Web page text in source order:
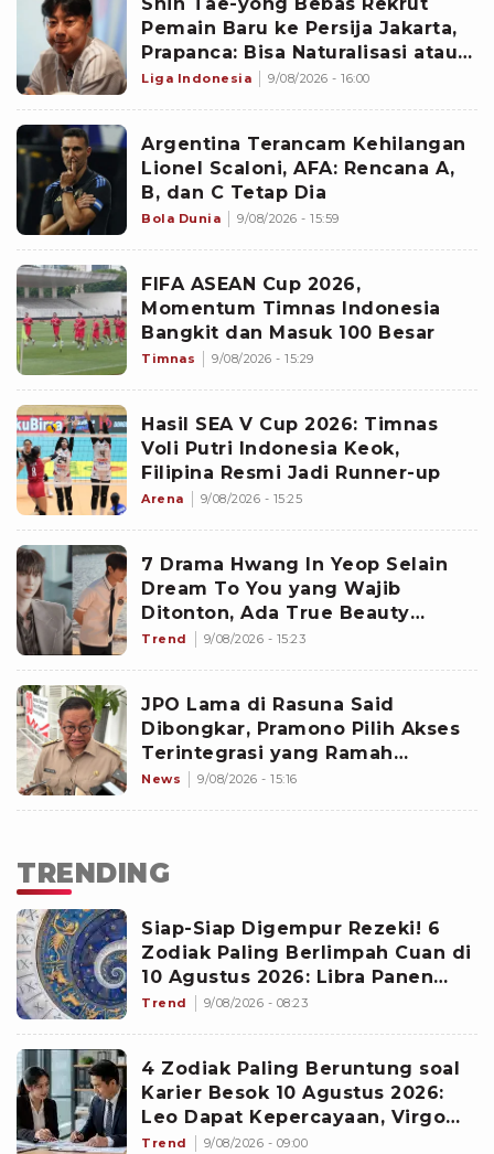
Pemain Baru ke Persija Jakarta,
Prapanca: Bisa Naturalisasi atau
Asing
Liga Indonesia 9/08/2026 - 16:00
Argentina Terancam Kehilangan
Lionel Scaloni, AFA: Rencana A,
B, dan C Tetap Dia
Bola Dunia 9/08/2026 - 15:59
FIFA ASEAN Cup 2026,
Momentum Timnas Indonesia
Bangkit dan Masuk 100 Besar
Timnas 9/08/2026 - 15:29
Hasil SEA V Cup 2026: Timnas
Voli Putri Indonesia Keok,
Filipina Resmi Jadi Runner-up
Arena 9/08/2026 - 15:25
7 Drama Hwang In Yeop Selain
Dream To You yang Wajib
Ditonton, Ada True Beauty
hingga Family by Choice
Trend 9/08/2026 - 15:23
JPO Lama di Rasuna Said
Dibongkar, Pramono Pilih Akses
Terintegrasi yang Ramah
Disabilitas
News 9/08/2026 - 15:16
TRENDING
Siap-Siap Digempur Rezeki! 6
Zodiak Paling Berlimpah Cuan di
10 Agustus 2026: Libra Panen
Proyek Emas
Trend 9/08/2026 - 08:23
4 Zodiak Paling Beruntung soal
Karier Besok 10 Agustus 2026:
Leo Dapat Kepercayaan, Virgo
Makin Diperhitungkan
Trend 9/08/2026 - 09:00